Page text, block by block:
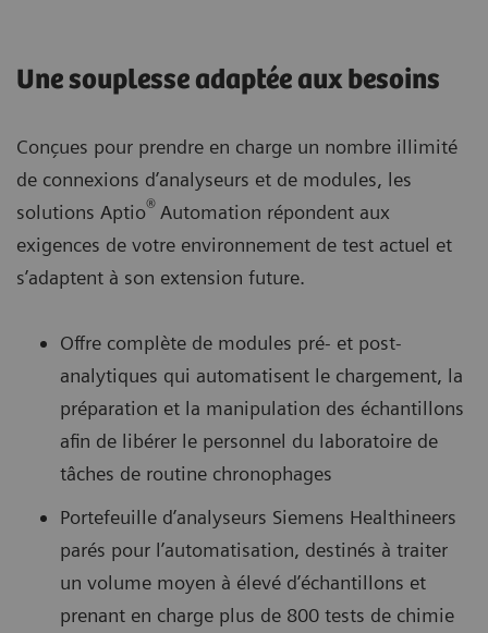
Une souplesse adaptée aux besoins
Conçues pour prendre en charge un nombre illimité
de connexions d’analyseurs et de modules, les
solutions Aptio® Automation répondent aux
exigences de votre environnement de test actuel et
s’adaptent à son extension future.
Offre complète de modules pré- et post-
analytiques qui automatisent le chargement, la
préparation et la manipulation des échantillons
afin de libérer le personnel du laboratoire de
tâches de routine chronophages
Portefeuille d’analyseurs Siemens Healthineers
parés pour l’automatisation, destinés à traiter
un volume moyen à élevé d’échantillons et
prenant en charge plus de 800 tests de chimie